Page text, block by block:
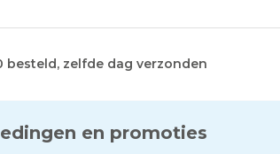
besteld, zelfde dag verzonden
en promoties